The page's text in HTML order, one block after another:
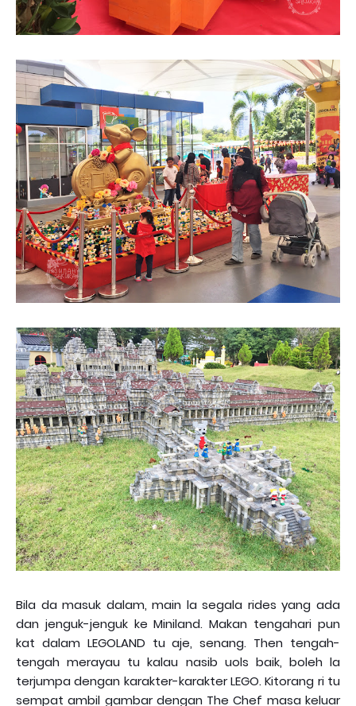
Bila da masuk dalam, main la segala rides yang ada
dan jenguk-jenguk ke Miniland. Makan tengahari pun
kat dalam LEGOLAND tu aje, senang. Then tengah-
tengah merayau tu kalau nasib uols baik, boleh la
terjumpa dengan karakter-karakter LEGO. Kitorang ri tu
sempat ambil gambar dengan The Chef masa keluar